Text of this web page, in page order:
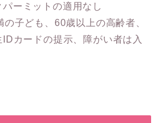
ーミットの適用なし
子ども、60歳以上の高齢者、
カードの提示、障がい者は入